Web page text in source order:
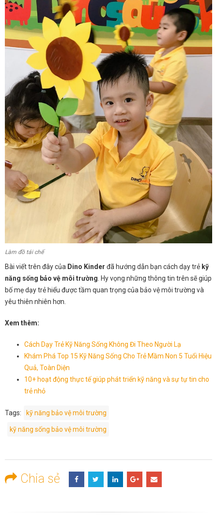
Làm đồ tái chế
Bài viết trên đây của Dino Kinder đã hướng dẫn bạn cách dạy trẻ kỹ
năng sống bảo vệ môi trường . Hy vọng những thông tin trên sẽ giúp
bố mẹ dạy trẻ hiểu được tầm quan trọng của bảo vệ môi trường và
yêu thiên nhiên hơn.
Xem thêm:
Cách Dạy Trẻ Kỹ Năng Sống Không Đi Theo Người Lạ
Khám Phá Top 15 Kỹ Năng Sống Cho Trẻ Mầm Non 5 Tuổi Hiệu
Quả, Toàn Diện
10+ hoạt động thực tế giúp phát triển kỹ năng và sự tự tin cho
trẻ nhỏ
Tags: kỹ năng bảo vệ môi trường
kỹ năng sống bảo vệ môi trường
Chia sẻ